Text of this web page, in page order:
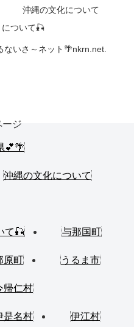
沖縄の文化について
ついて🎣
いさ～ネット🌴nkrn.net.
ージ
💕🌴
沖縄の文化について
て🎣 与那国町
原町 うるま市
帰仁村
是名村 伊江村